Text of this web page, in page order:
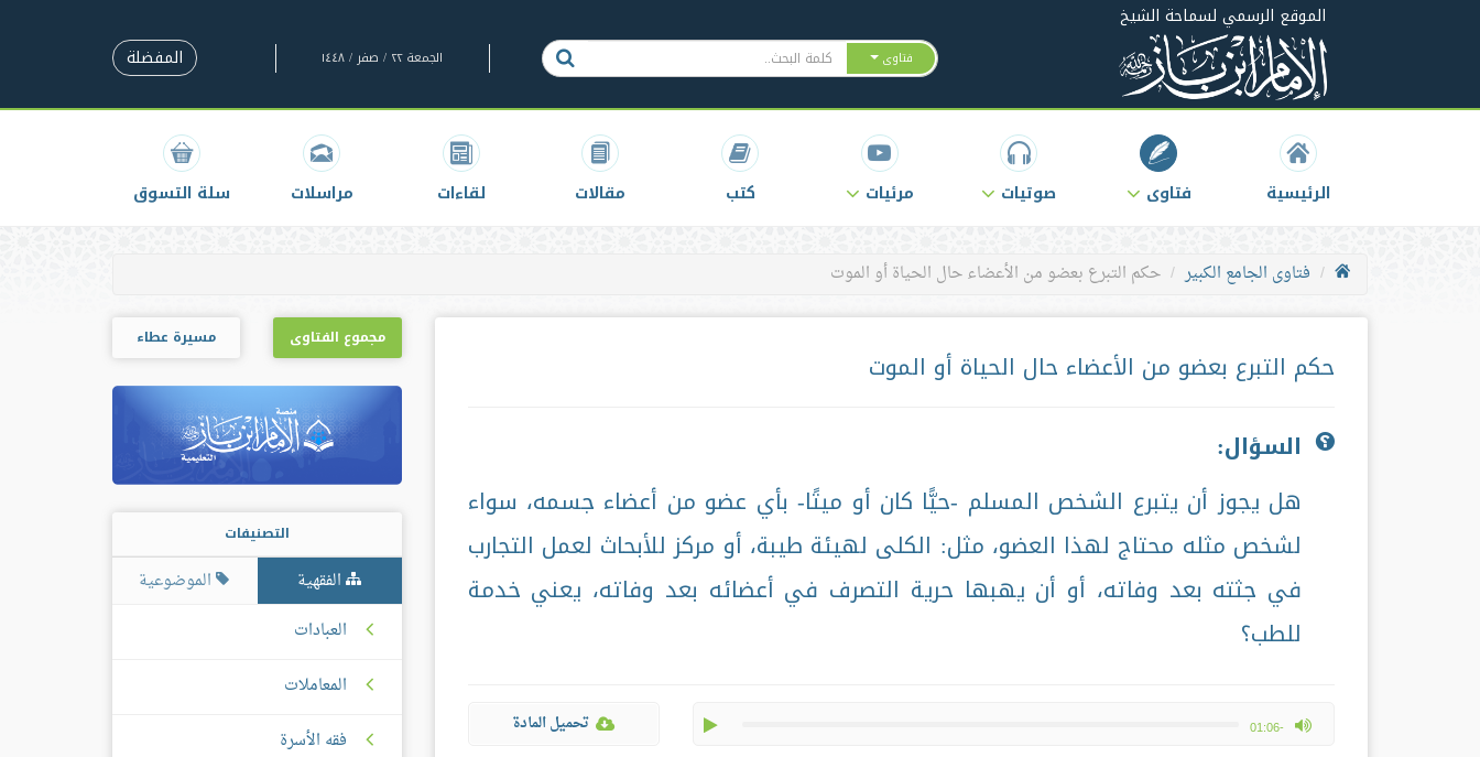
الموقع الرسمي لسماحة الشيخ
فتاوى الجمعة ٢٢ / صفر / ١٤٤٨ المفضلة
الرئيسية فتاوى صوتيات مرئيات كتب مقالات لقاءات مراسلات سلة التسوق
فتاوى الجامع الكبير حكم التبرع بعضو من الأعضاء حال الحياة أو الموت
حكم التبرع بعضو من الأعضاء حال الحياة أو الموت
السؤال:
هل يجوز أن يتبرع الشخص المسلم -حيًّا كان أو ميتًا- بأي عضو من أعضاء جسمه، سواء
لشخص مثله محتاج لهذا العضو، مثل: الكلى لهيئة طيبة، أو مركز للأبحاث لعمل التجارب
في جثته بعد وفاته، أو أن يهبها حرية التصرف في أعضائه بعد وفاته، يعني خدمة
للطب؟
-01:06
max volume تحميل المادة
مجموع الفتاوى مسيرة عطاء
التصنيفات
الفقهية
الموضوعية
العبادات
المعاملات
فقه الأسرة